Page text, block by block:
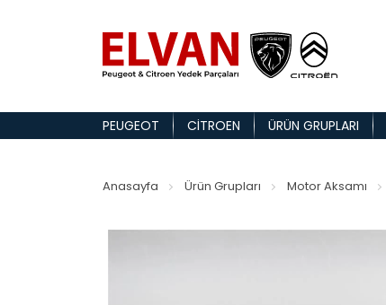
PEUGEOT CITROEN ÜRÜN GRUPLARI
Anasayfa Ürün Grupları Motor Aksamı